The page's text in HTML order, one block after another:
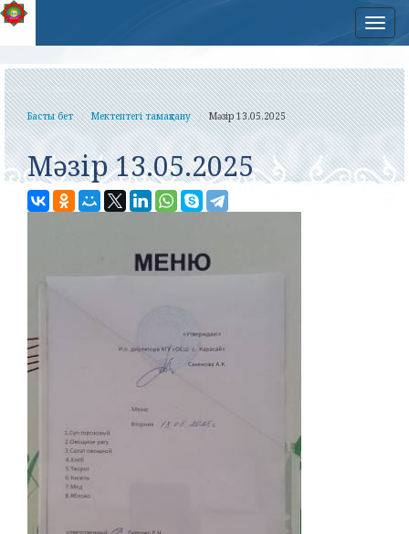
Басты бет Мектептегі тамақтану Мәзір 13.05.2025
Мәзір 13.05.2025